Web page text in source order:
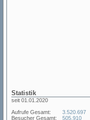
Statistik
seit 01.01.2020
Aufrufe Gesamt:
Besucher Gesamt:
3.520.697
505.910